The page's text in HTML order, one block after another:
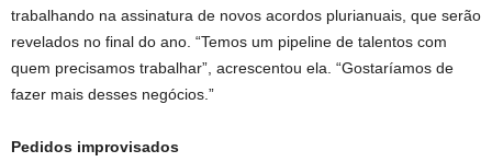
trabalhando na assinatura de novos acordos plurianuais, que serão
revelados no final do ano. “Temos um pipeline de talentos com
quem precisamos trabalhar”, acrescentou ela. “Gostaríamos de
fazer mais desses negócios.”
Pedidos improvisados